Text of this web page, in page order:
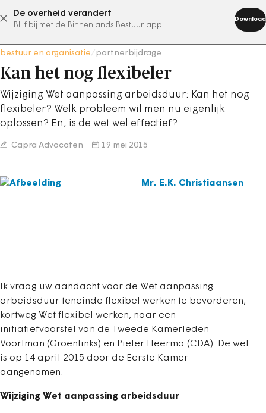
De overheid verandert
Blijf bij met de Binnenlands Bestuur app
Download
abonneer nu
bestuur en organisatie partnerbijdrage
Kan het nog flexibeler
Wijziging Wet aanpassing arbeidsduur: Kan het nog
flexibeler? Welk probleem wil men nu eigenlijk
oplossen? En, is de wet wel effectief?
Capra Advocaten 19 mei 2015
Mr. E.K. Christiaansen
Ik vraag uw aandacht voor de Wet aanpassing
arbeidsduur teneinde flexibel werken te bevorderen,
kortweg Wet flexibel werken, naar een
initiatiefvoorstel van de Tweede Kamerleden
Voortman (Groenlinks) en Pieter Heerma (CDA). De wet
is op 14 april 2015 door de Eerste Kamer
aangenomen.
Wijziging Wet aanpassing arbeidsduur